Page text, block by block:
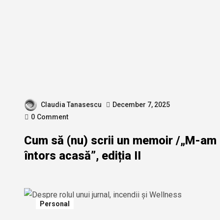
Claudia Tanasescu
December 7, 2025
0 Comment
Cum să (nu) scrii un memoir /„M-am
întors acasă”, ediția II
Personal